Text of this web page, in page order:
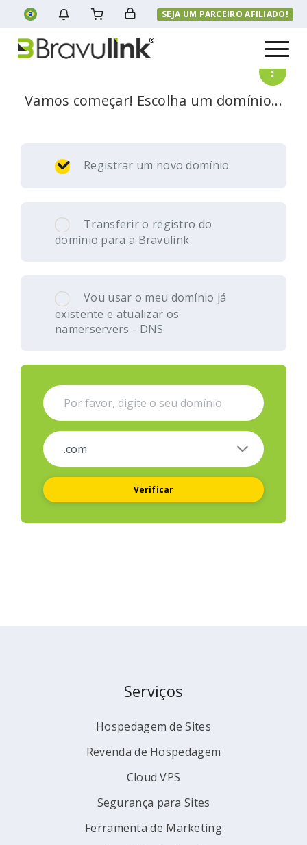
SEJA UM PARCEIRO AFILIADO!
Menu
Vamos começar! Escolha um domínio...
Registrar um novo domínio
Transferir o registro do
domínio para a Bravulink
Vou usar o meu domínio já
existente e atualizar os
namerservers - DNS
Verificar
Serviços
Hospedagem de Sites
Revenda de Hospedagem
Cloud VPS
Segurança para Sites
Ferramenta de Marketing